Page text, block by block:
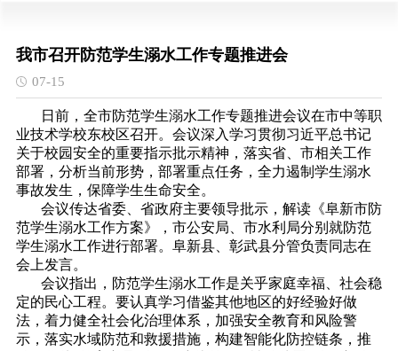
我市召开防范学生溺水工作专题推进会
07-15
日前，全市防范学生溺水工作专题推进会议在市中等职
业技术学校东校区召开。会议深入学习贯彻习近平总书记
关于校园安全的重要指示批示精神，落实省、市相关工作
部署，分析当前形势，部署重点任务，全力遏制学生溺水
事故发生，保障学生生命安全。
会议传达省委、省政府主要领导批示，解读《阜新市防
范学生溺水工作方案》，市公安局、市水利局分别就防范
学生溺水工作进行部署。阜新县、彰武县分管负责同志在
会上发言。
会议指出，防范学生溺水工作是关乎家庭幸福、社会稳
定的民心工程。要认真学习借鉴其他地区的好经验好做
法，着力健全社会化治理体系，加强安全教育和风险警
示，落实水域防范和救援措施，构建智能化防控链条，推